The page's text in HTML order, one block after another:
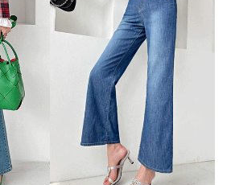
님 팬츠
썸머 리클 데님 팬츠
▨리미티드 고별전 30%▨
pt4280 [26~28.5] 1color